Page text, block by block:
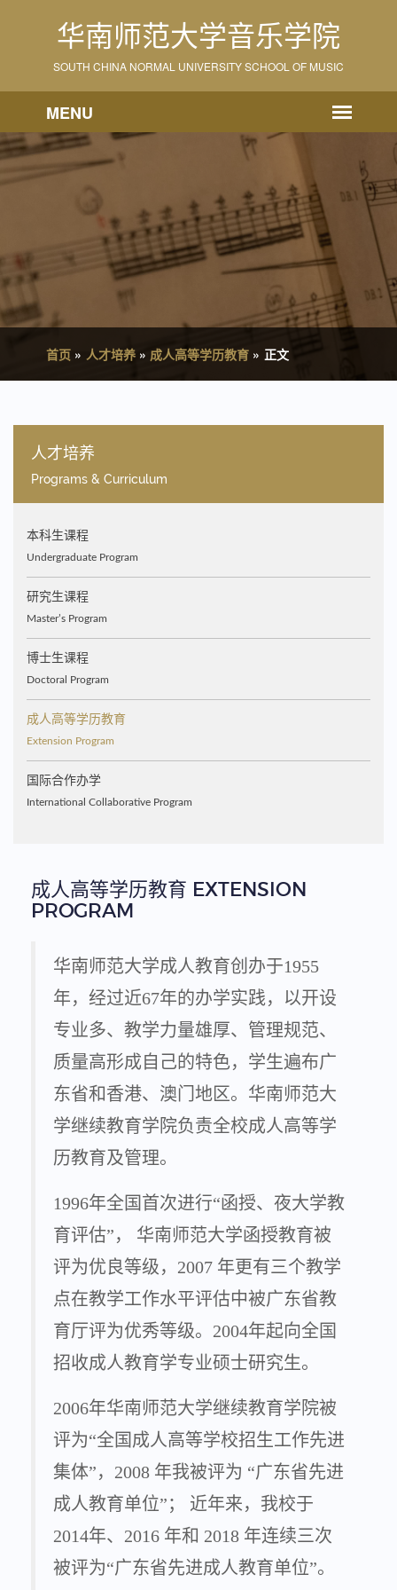
华南师范大学音乐学院
SOUTH CHINA NORMAL UNIVERSITY SCHOOL OF MUSIC
首页» 人才培养» 成人高等学历教育» 正文
人才培养
Programs & Curriculum
本科生课程
Undergraduate Program
研究生课程
Master’s Program
博士生课程
Doctoral Program
成人高等学历教育
Extension Program
国际合作办学
International Collaborative Program
成人高等学历教育 EXTENSION
PROGRAM
华南师范大学成人教育创办于1955
年，经过近67年的办学实践，以开设
专业多、教学力量雄厚、管理规范、
质量高形成自己的特色，学生遍布广
东省和香港、澳门地区。华南师范大
学继续教育学院负责全校成人高等学
历教育及管理。
1996年全国首次进行“函授、夜大学教
育评估”， 华南师范大学函授教育被
评为优良等级，2007 年更有三个教学
点在教学工作水平评估中被广东省教
育厅评为优秀等级。2004年起向全国
招收成人教育学专业硕士研究生。
2006年华南师范大学继续教育学院被
评为“全国成人高等学校招生工作先进
集体”，2008 年我被评为 “广东省先进
成人教育单位”； 近年来，我校于
2014年、2016 年和 2018 年连续三次
被评为“广东省先进成人教育单位”。